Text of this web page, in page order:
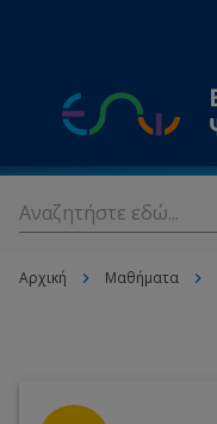
Αρχική Μαθήματα